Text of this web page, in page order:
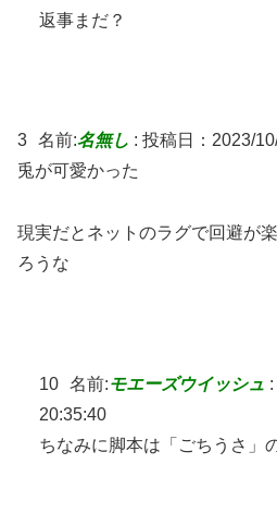
返事まだ？
3 名前:名無し : 投稿日：2023/
兎が可愛かった
現実だとネットのラグで回避が
ろうな
10 名前:モエーズウイッシュ :
20:35:40
ちなみに脚本は「ごちうさ」